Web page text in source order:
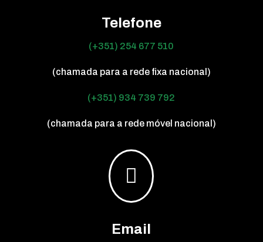
Telefone
(+351) 254 677 510
(chamada para a rede fixa nacional)
(+351) 934 739 792
(chamada para a rede móvel nacional)

Email